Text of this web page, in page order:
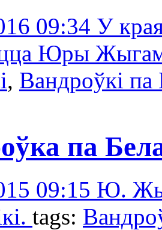
09:34 У
Юры
, Вандроўкі
па
09:15 Ю.
tags: